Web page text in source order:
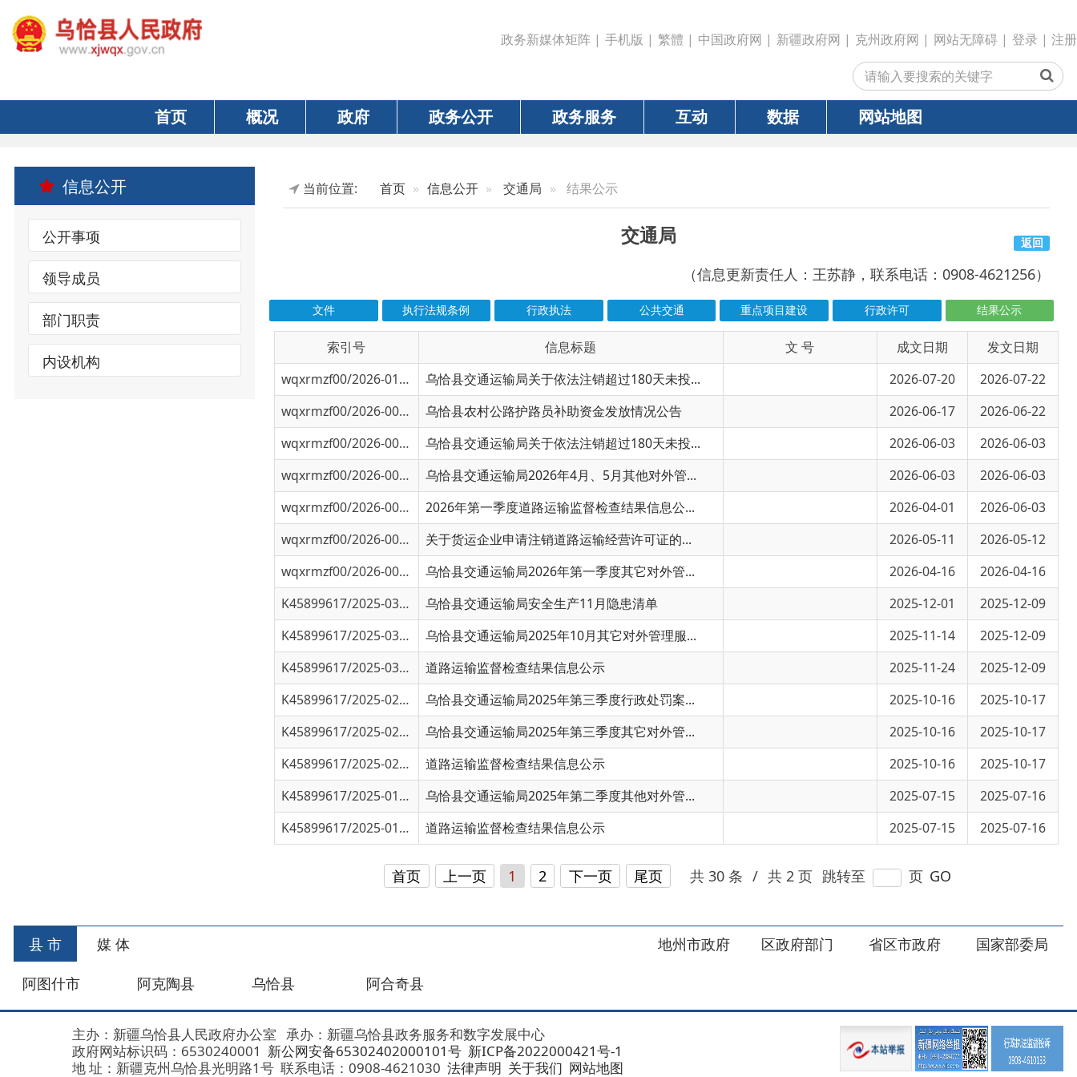
政务新媒体矩阵 | 手机版| 繁體 | 中国政府网| 新疆政府网| 克州政府网 | 网站无障碍| 登录 | 注册
首页 概况 政府 政务公开 政务服务 互动 数据 网站地图
信息公开
公开事项
领导成员
部门职责
内设机构
交通局
（信息更新责任人：王苏静，联系电话：0908-4621256）
重点项目建设 行政许可 结果公示
索引号 信息标题 文 号 成文日期
发文日期
wqxrmzf00/2026-01020
乌恰县交通运输局关于依法注销超过180天未投... 2026-07-20 2026-07-22
wqxrmzf00/2026-00753 乌恰县农村公路护路员补助资金发放情况公告 2026-06-17
2026-06-22
wqxrmzf00/2026-00650
乌恰县交通运输局关于依法注销超过180天未投... 2026-06-03 2026-06-03
wqxrmzf00/2026-00649 乌恰县交通运输局2026年4月、5月其他对外管... 2026-06-03
wqxrmzf00/2026-00647 2026年第一季度道路运输监督检查结果信息公... 2026-06-03
wqxrmzf00/2026-00423 关于货运企业申请注销道路运输经营许可证的... 2026-05-12
wqxrmzf00/2026-00193 乌恰县交通运输局2026年第一季度其它对外管...
2026-04-16
K45899617/2025-03180
乌恰县交通运输局安全生产11月隐患清单 2025-12-09
K45899617/2025-03178 乌恰县交通运输局2025年10月其它对外管理服... 2025-12-09
K45899617/2025-03177 道路运输监督检查结果信息公示 2025-11-24 2025-12-09
K45899617/2025-02634 乌恰县交通运输局2025年第三季度行政处罚案... 2025-10-16 2025-10-17
K45899617/2025-02633 乌恰县交通运输局2025年第三季度其它对外管... 2025-10-16
2025-10-17
K45899617/2025-02632
道路运输监督检查结果信息公示 2025-10-17
K45899617/2025-01927 乌恰县交通运输局2025年第二季度其他对外管... 2025-07-16
K45899617/2025-01923 道路运输监督检查结果信息公示 2025-07-16
1 2 下一页 尾页
国家部委局
地州市政府
政府网站标识码：6530240001新公网安备65302402000101号新ICP备2022000421号-1
地 址：新疆克州乌恰县光明路1号